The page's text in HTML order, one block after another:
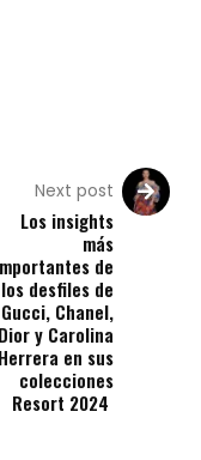
Next post
Los insights
más
de
los desfiles de
Gucci, Chanel,
Dior y Carolina
Herrera en sus
colecciones
Resort 2024